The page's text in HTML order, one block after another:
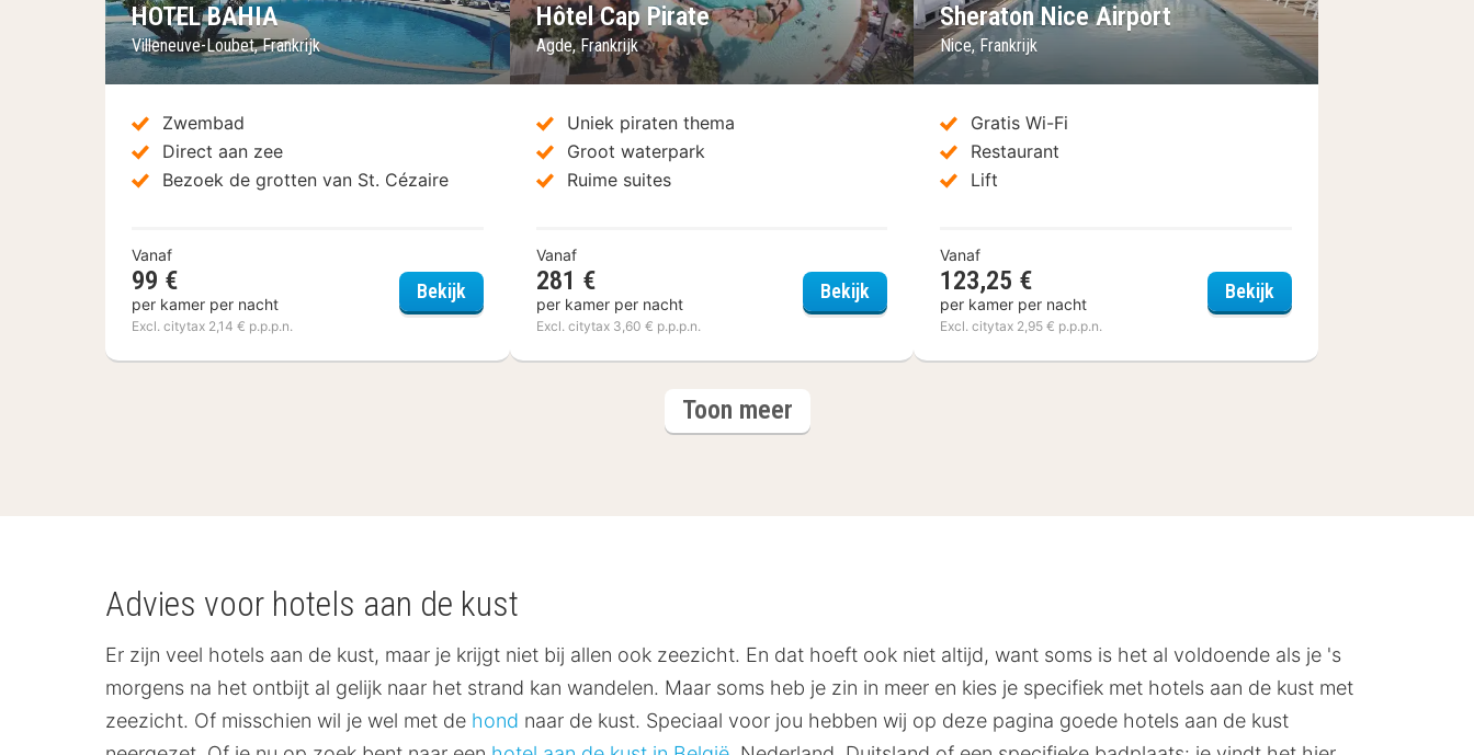
HOTEL BAHIA
Villeneuve-Loubet, Frankrijk
Zwembad
Direct aan zee
Bezoek de grotten van St. Cézaire
Vanaf
99 €
per kamer per nacht
Excl. citytax 2,14 € p.p.p.n.
BekijkHOTEL BAHIA
Hôtel Cap Pirate
Agde, Frankrijk
Uniek piraten thema
Groot waterpark
Ruime suites
Vanaf
281 €
per kamer per nacht
Excl. citytax 3,60 € p.p.p.n.
Bekijk Hôtel Cap Pirate
Sheraton Nice Airport
Nice, Frankrijk
Gratis Wi-Fi
Restaurant
Lift
Vanaf
123,25 €
per kamer per nacht
Excl. citytax 2,95 € p.p.p.n.
BekijkSheraton Nice Airport
Toon meerhotels
Advies voor hotels aan de kust
Er zijn veel hotels aan de kust, maar je krijgt niet bij allen ook zeezicht. En dat hoeft ook niet altijd, want soms is het al voldoende als je 's
morgens na het ontbijt al gelijk naar het strand kan wandelen. Maar soms heb je zin in meer en kies je specifiek met hotels aan de kust met
zeezicht. Of misschien wil je wel met de hond naar de kust. Speciaal voor jou hebben wij op deze pagina goede hotels aan de kust